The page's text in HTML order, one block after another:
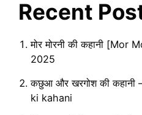
Recent
मोर मोरनी की कहानी [Mor
2025
कछुआ और खरगोश की
ki kahani